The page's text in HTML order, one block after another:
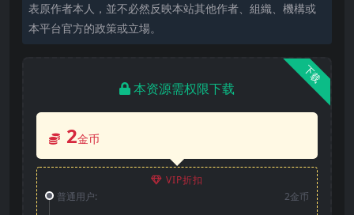
表原作者本人，並不必然反映本站其他作者、組織、機構或
本平台官方的政策或立場。
下载
本资源需权限下载
2金币
VIP折扣
普通用户:
2金币